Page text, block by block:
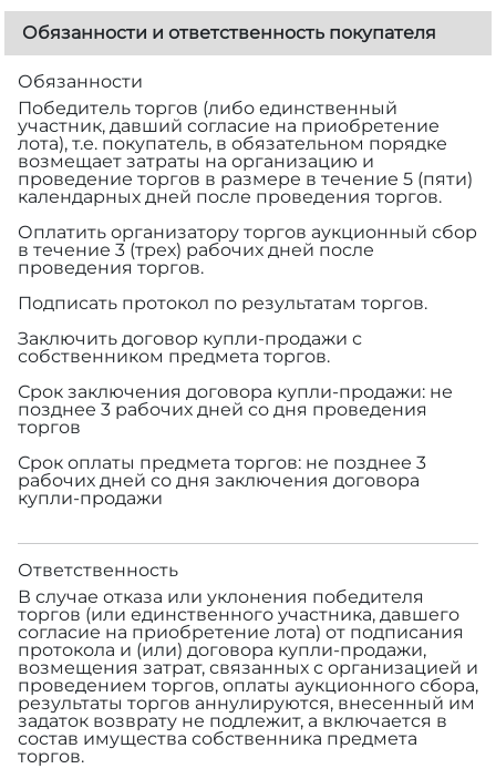
Обязанности и ответственность покупателя
Обязанности
Победитель торгов (либо единственный
участник, давший согласие на приобретение
лота), т.е. покупатель, в обязательном порядке
возмещает затраты на организацию и
проведение торгов в размере в течение 5 (пяти)
календарных дней после проведения торгов.
Оплатить организатору торгов аукционный сбор
в течение 3 (трех) рабочих дней после
проведения торгов.
Подписать протокол по результатам торгов.
Заключить договор купли-продажи с
собственником предмета торгов.
Срок заключения договора купли-продажи: не
позднее 3 рабочих дней со дня проведения
торгов
Срок оплаты предмета торгов: не позднее 3
рабочих дней со дня заключения договора
купли-продажи
Ответственность
В случае отказа или уклонения победителя
торгов (или единственного участника, давшего
согласие на приобретение лота) от подписания
протокола и (или) договора купли-продажи,
возмещения затрат, связанных с организацией и
проведением торгов, оплаты аукционного сбора,
результаты торгов аннулируются, внесенный им
задаток возврату не подлежит, а включается в
состав имущества собственника предмета
торгов.